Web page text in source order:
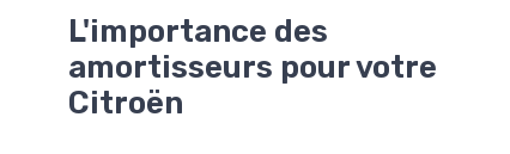
L'importance des
amortisseurs pour votre
Citroën